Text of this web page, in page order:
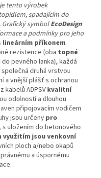
tento výrobek
spadajícím do
Grafický symbolEcoDesign
a podmínky pro jeho
lineárním příkonem
rezistence (oba topné
do pevného lanka), každá
druhá vrstvou
a vnější plášť s ochranou
kabelů ADPSV kvalitní
odolností a dlouhou
připojovacím vodičem
jsou určeny pro
s uložením do betonového
využitím jsou venkovní
ploch a/nebo okapů
a úspornému